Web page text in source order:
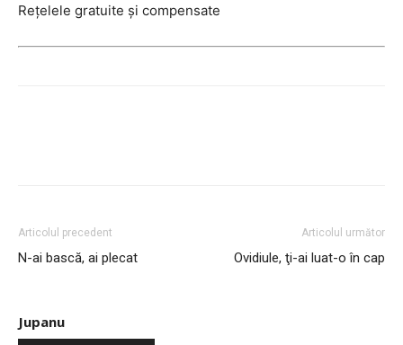
Reţelele gratuite şi compensate
Articolul precedent
N-ai bască, ai plecat
Articolul următor
Ovidiule, ţi-ai luat-o în cap
Jupanu